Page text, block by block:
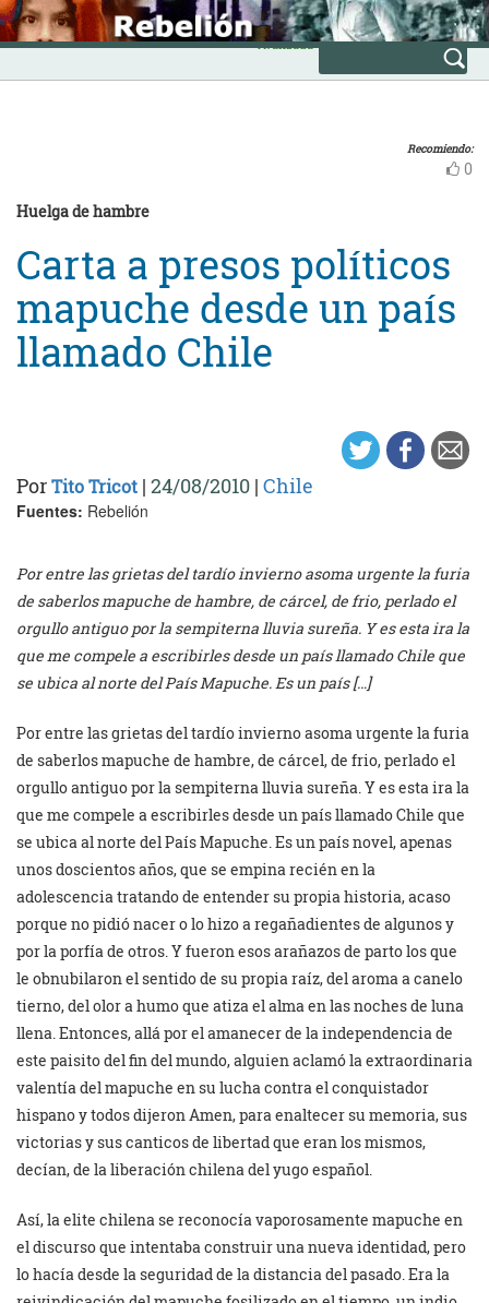
Skip
to
content
INICIO
Avanzada
Recomiendo:
0
Huelga de hambre
Carta a presos políticos
mapuche desde un país
llamado Chile
PorTito Tricot | 24/08/2010 | Chile
Fuentes: Rebelión
Por entre las grietas del tardío invierno asoma urgente la furia
de saberlos mapuche de hambre, de cárcel, de frio, perlado el
orgullo antiguo por la sempiterna lluvia sureña. Y es esta ira la
que me compele a escribirles desde un país llamado Chile que
se ubica al norte del País Mapuche. Es un país […]
Por entre las grietas del tardío invierno asoma urgente la furia
de saberlos mapuche de hambre, de cárcel, de frio, perlado el
orgullo antiguo por la sempiterna lluvia sureña. Y es esta ira la
que me compele a escribirles desde un país llamado Chile que
se ubica al norte del País Mapuche. Es un país novel, apenas
unos doscientos años, que se empina recién en la
adolescencia tratando de entender su propia historia, acaso
porque no pidió nacer o lo hizo a regañadientes de algunos y
por la porfía de otros. Y fueron esos arañazos de parto los que
le obnubilaron el sentido de su propia raíz, del aroma a canelo
tierno, del olor a humo que atiza el alma en las noches de luna
llena. Entonces, allá por el amanecer de la independencia de
este paisito del fin del mundo, alguien aclamó la extraordinaria
valentía del mapuche en su lucha contra el conquistador
hispano y todos dijeron Amen, para enaltecer su memoria, sus
victorias y sus canticos de libertad que eran los mismos,
decían, de la liberación chilena del yugo español.
Así, la elite chilena se reconocía vaporosamente mapuche en
el discurso que intentaba construir una nueva identidad, pero
lo hacía desde la seguridad de la distancia del pasado. Era la